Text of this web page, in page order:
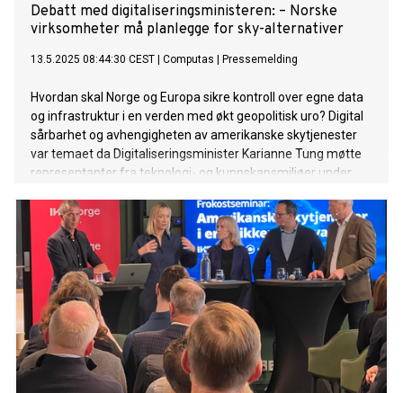
Debatt med digitaliseringsministeren: – Norske
virksomheter må planlegge for sky-alternativer
13.5.2025 08:44:30 CEST Computas Pressemelding
Hvordan skal Norge og Europa sikre kontroll over egne data
og infrastruktur i en verden med økt geopolitisk uro? Digital
sårbarhet og avhengigheten av amerikanske skytjenester
var temaet da Digitaliseringsminister Karianne Tung møtte
representanter fra teknologi- og kunnskapsmiljøer under